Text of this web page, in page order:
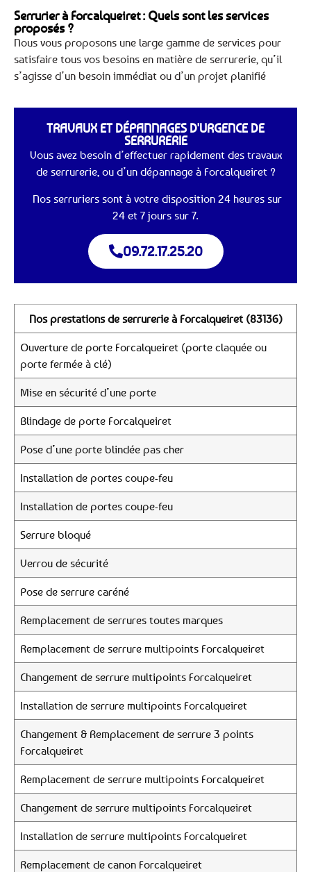
Serrurier à Forcalqueiret : Quels sont les services
proposés ?
Nous vous proposons une large gamme de services pour
satisfaire tous vos besoins en matière de serrurerie, qu’il
s’agisse d’un besoin immédiat ou d’un projet planifié
TRAVAUX ET DÉPANNAGES D'URGENCE DE
SERRURERIE
Vous avez besoin d’effectuer rapidement des travaux
de serrurerie, ou d’un dépannage à Forcalqueiret ?
Nos serruriers sont à votre disposition 24 heures sur
24 et 7 jours sur 7.
09.72.17.25.20
Nos prestations de serrurerie à Forcalqueiret (83136)
Ouverture de porte Forcalqueiret (porte claquée ou
porte fermée à clé)
Mise en sécurité d’une porte
Blindage de porte Forcalqueiret
Pose d’une porte blindée pas cher
Installation de portes coupe-feu
Installation de portes coupe-feu
Serrure bloqué
Verrou de sécurité
Pose de serrure caréné
Remplacement de serrures toutes marques
Remplacement de serrure multipoints Forcalqueiret
Changement de serrure multipoints Forcalqueiret
Installation de serrure multipoints Forcalqueiret
Changement & Remplacement de serrure 3 points
Forcalqueiret
Remplacement de serrure multipoints Forcalqueiret
Changement de serrure multipoints Forcalqueiret
Installation de serrure multipoints Forcalqueiret
Remplacement de canon Forcalqueiret